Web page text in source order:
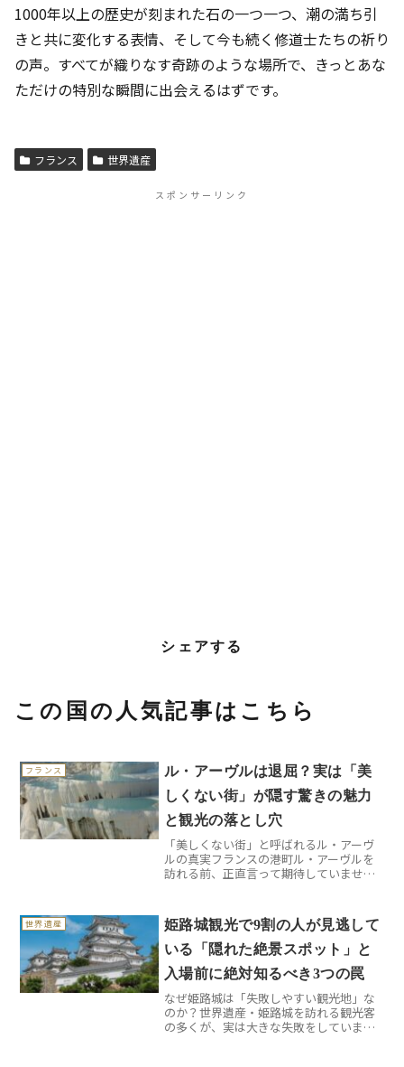
1000年以上の歴史が刻まれた石の一つ一つ、潮の満ち引
きと共に変化する表情、そして今も続く修道士たちの祈り
の声。すべてが織りなす奇跡のような場所で、きっとあな
ただけの特別な瞬間に出会えるはずです。
フランス 世界遺産
スポンサーリンク
シェアする
この国の人気記事はこちら
フランス
ル・アーヴルは退屈？実は「美
しくない街」が隠す驚きの魅力
と観光の落とし穴
「美しくない街」と呼ばれるル・アーヴ
ルの真実フランスの港町ル・アーヴルを
訪れる前、正直言って期待していません
いたからです。しかし、実際に足を踏み
入れてみると、この先入観...
世界遺産
姫路城観光で9割の人が見逃して
いる「隠れた絶景スポット」と
入場前に絶対知るべき3つの罠
なぜ姫路城は「失敗しやすい観光地」な
のか？世界遺産・姫路城を訪れる観光客
の多くが、実は大きな失敗をしていま